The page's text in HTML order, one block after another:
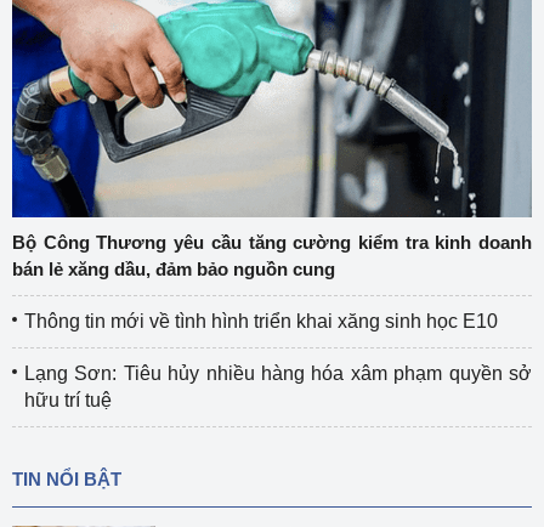
Bộ Công Thương yêu cầu tăng cường kiểm tra kinh doanh
bán lẻ xăng dầu, đảm bảo nguồn cung
Thông tin mới về tình hình triển khai xăng sinh học E10
Lạng Sơn: Tiêu hủy nhiều hàng hóa xâm phạm quyền sở
hữu trí tuệ
TIN NỔI BẬT